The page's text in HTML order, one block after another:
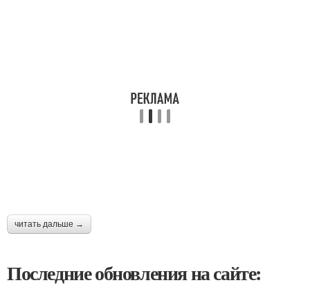
читать дальше →
Последние обновления на сайте: